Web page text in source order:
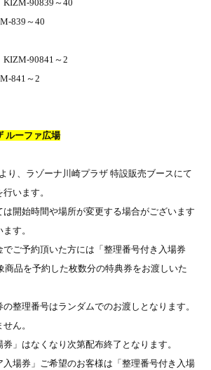
KIZM-90839 ～40
839 ～40
KIZM-90841 ～2
841 ～2
ルーファ広場
より、ラゾーナ川崎プラザ 特設販売ブースにて
います。
は開始時間や場所が変更する場合がございます
す。
でご予約頂いた方には「整理番号付き入場券
商品を予約した枚数分の特典券をお渡しいた
の整理番号はランダムでのお渡しとなります。
ん。
券」はなくなり次第配布終了となります。
入場券」ご希望のお客様は「整理番号付き入場